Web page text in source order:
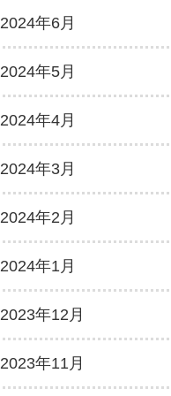
2024年6月
2024年5月
2024年4月
2024年3月
2024年2月
2024年1月
2023年12月
2023年11月